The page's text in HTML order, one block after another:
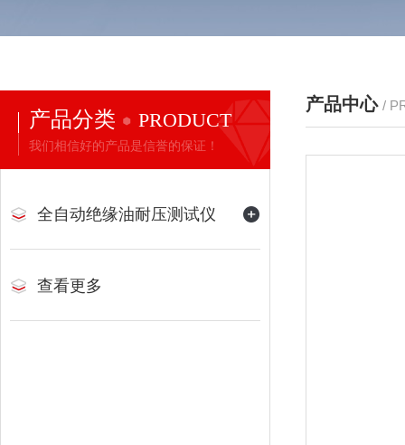
产品分类 PRODUCT
我们相信好的产品是信誉的保证！
全自动绝缘油耐压测试仪
查看更多
产品中心 /